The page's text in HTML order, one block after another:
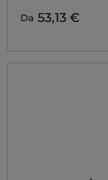
Da 53,13 €